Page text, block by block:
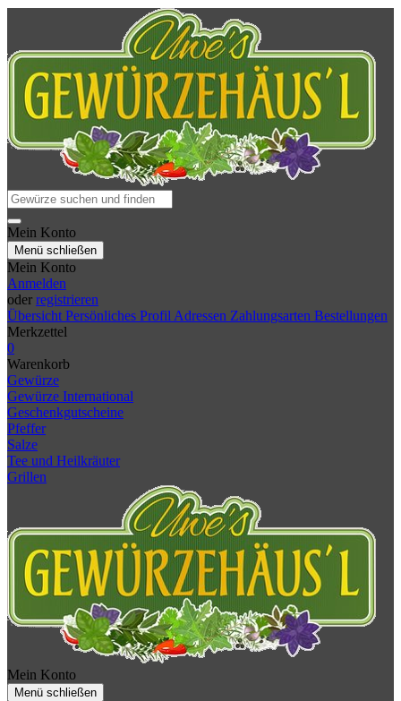
Mein Konto
Menü schließen
Mein Konto
Anmelden
oder registrieren
Übersicht Persönliches Profil Adressen Zahlungsarten Bestellungen
Merkzettel
0
Warenkorb
Gewürze
Gewürze International
Geschenkgutscheine
Pfeffer
Salze
Tee und Heilkräuter
Grillen
Mein Konto
Menü schließen